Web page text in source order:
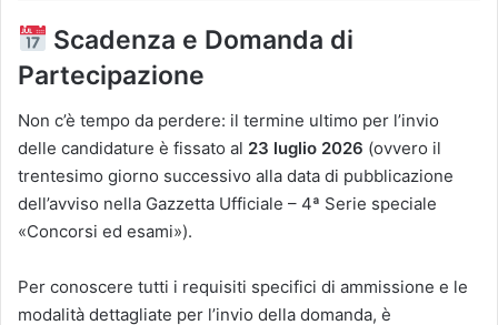
Scadenza e Domanda di
Partecipazione
Non c’è tempo da perdere: il termine ultimo per l’invio
delle candidature è fissato al 23 luglio 2026 (ovvero il
trentesimo giorno successivo alla data di pubblicazione
dell’avviso nella Gazzetta Ufficiale – 4ª Serie speciale
«Concorsi ed esami»).
Per conoscere tutti i requisiti specifici di ammissione e le
modalità dettagliate per l’invio della domanda, è